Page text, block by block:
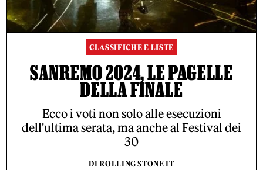
CLASSIFICHE E LISTE
SANREMO 2024, LE PAGELLE
DELLA FINALE
Ecco i voti non solo alle esecuzioni
dell'ultima serata, ma anche al Festival dei
30
DI ROLLING STONE IT